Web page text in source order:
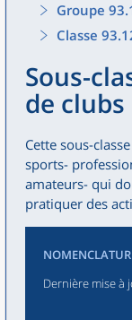
Groupe
Classe
Sous-
de
Cette sous-
sports-
amateurs- qui
pratiquer des
Dernière mise à